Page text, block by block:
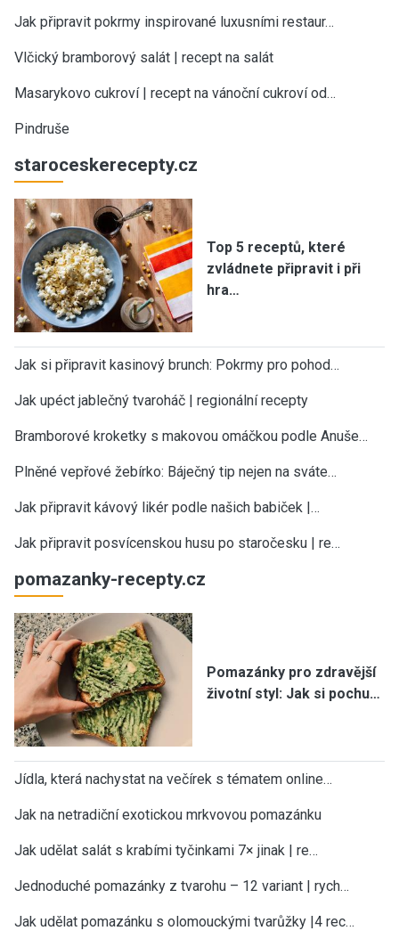
Jak připravit pokrmy inspirované luxusními restaur…
Vlčický bramborový salát | recept na salát
Masarykovo cukroví | recept na vánoční cukroví od…
Pindruše
staroceskerecepty.cz
Top 5 receptů, které
zvládnete připravit i při
hra…
Jak si připravit kasinový brunch: Pokrmy pro pohod…
Jak upéct jablečný tvaroháč | regionální recepty
Bramborové kroketky s makovou omáčkou podle Anuše…
Plněné vepřové žebírko: Báječný tip nejen na sváte…
Jak připravit kávový likér podle našich babiček |…
Jak připravit posvícenskou husu po staročesku | re…
pomazanky-recepty.cz
Pomazánky pro zdravější
životní styl: Jak si pochu…
Jídla, která nachystat na večírek s tématem online…
Jak na netradiční exotickou mrkvovou pomazánku
Jak udělat salát s krabími tyčinkami 7× jinak | re…
Jednoduché pomazánky z tvarohu – 12 variant | rych…
Jak udělat pomazánku s olomouckými tvarůžky |4 rec…